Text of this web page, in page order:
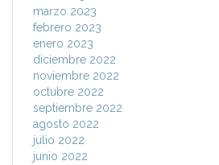
marzo 2023
febrero 2023
enero 2023
diciembre 2022
noviembre 2022
octubre 2022
septiembre 2022
agosto 2022
julio 2022
junio 2022